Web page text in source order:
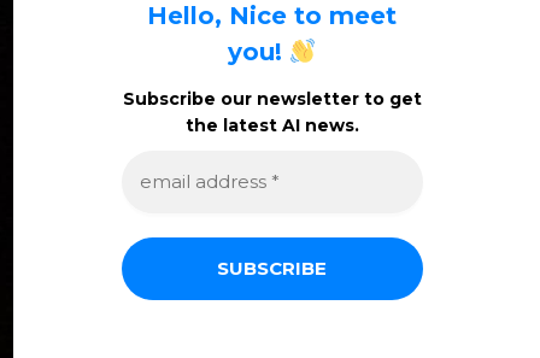
Hello, Nice to meet
you!
Subscribe our newsletter to get
the latest AI news.
a
d